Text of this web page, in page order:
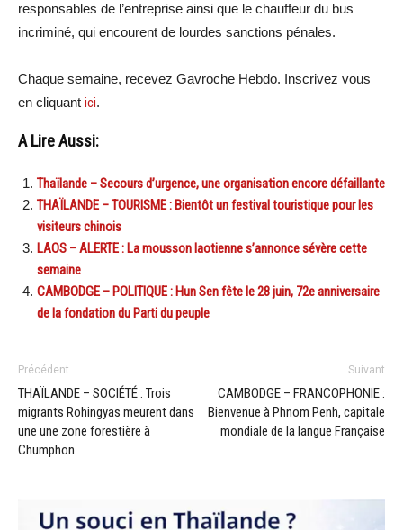
responsables de l’entreprise ainsi que le chauffeur du bus
incriminé, qui encourent de lourdes sanctions pénales.
Chaque semaine, recevez Gavroche Hebdo. Inscrivez vous
en cliquant ici.
A Lire Aussi:
Thaïlande – Secours d’urgence, une organisation encore défaillante
THAÏLANDE – TOURISME : Bientôt un festival touristique pour les
visiteurs chinois
LAOS – ALERTE : La mousson laotienne s’annonce sévère cette
semaine
CAMBODGE – POLITIQUE : Hun Sen fête le 28 juin, 72e anniversaire
de la fondation du Parti du peuple
Précédent
THAÏLANDE – SOCIÉTÉ : Trois
migrants Rohingyas meurent dans
une une zone forestière à
Chumphon
Suivant
CAMBODGE – FRANCOPHONIE :
Bienvenue à Phnom Penh, capitale
mondiale de la langue Française